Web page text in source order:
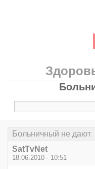
Больничный не дают
SatTvNet
18.06.2010 - 10:51